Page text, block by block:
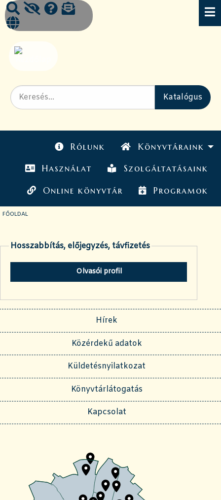
Rólunk Könyvtáraink
Használat Szolgáltatásaink
Online könyvtár Programok
JELENLEGI OLDAL:
FŐOLDAL
Hosszabbítás, előjegyzés, távfizetés
Olvasói profil
Hírek
Közérdekű adatok
Küldetésnyilatkozat
Könyvtárlátogatás
Kapcsolat